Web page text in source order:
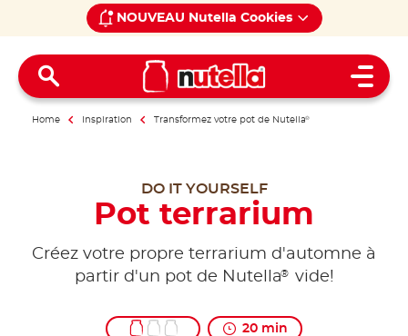
NOUVEAU Nutella Cookies
Open
Home Inspiration Transformez votre pot de Nutella®
DO IT YOURSELF
Pot terrarium
Créez votre propre terrarium d'automne à
partir d'un pot de Nutella® vide!
20 min